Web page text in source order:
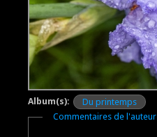
Album(s):
Du printemps
Masquer
Commentaires de l'auteur